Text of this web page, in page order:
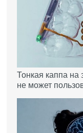
Тонкая каппа на
не может